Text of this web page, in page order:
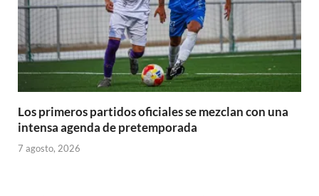
Los primeros partidos oficiales se mezclan con una
intensa agenda de pretemporada
7 agosto, 2026